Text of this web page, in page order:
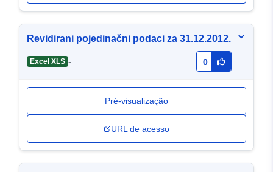
Revidirani pojedinačni podaci za 31.12.2012.
Excel XLS - 0
Pré-visualização
URL de acesso